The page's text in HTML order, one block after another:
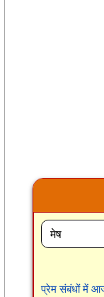
प्रेम संबंधों में